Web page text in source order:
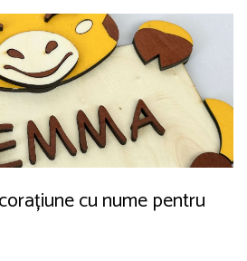
cu nume pentru